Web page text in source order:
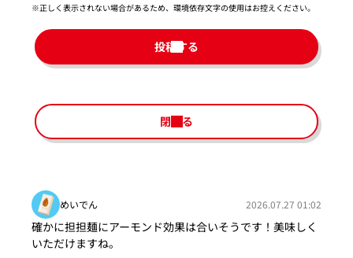
※正しく表示されない場合があるため、環境依存文字の使用はお控えください。​
投稿する
閉じる
めいでん 2026.07.27 01:02
確かに担担麺にアーモンド効果は合いそうです！美味しく
いただけますね。